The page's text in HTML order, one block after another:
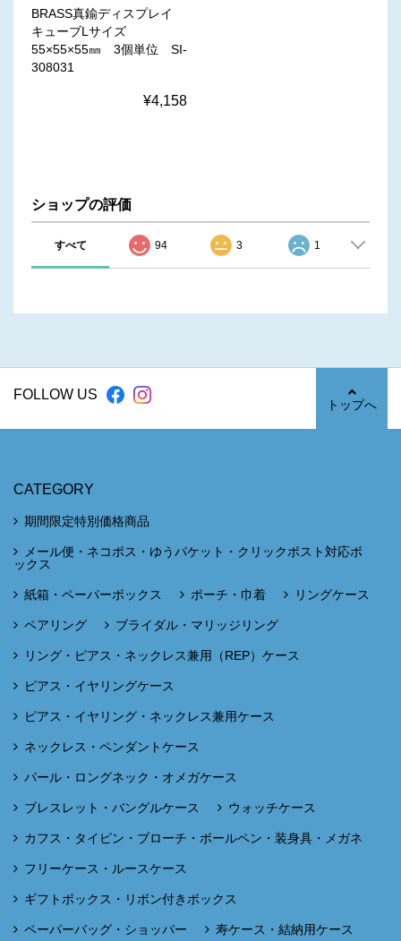
BRASS真鍮ディスプレイ
キューブLサイズ
55×55×55㎜ 3個単位 SI-
308031
¥4,158
ショップの評価
すべて 94 3 1
FOLLOW US
トップへ
CATEGORY
期間限定特別価格商品
メール便・ネコポス・ゆうパケット・クリックポスト対応ボ
ックス
紙箱・ペーパーボックス ポーチ・巾着 リングケース
ペアリング ブライダル・マリッジリング
リング・ピアス・ネックレス兼用（REP）ケース
ピアス・イヤリングケース
ピアス・イヤリング・ネックレス兼用ケース
ネックレス・ペンダントケース
パール・ロングネック・オメガケース
ブレスレット・バングルケース ウォッチケース
カフス・タイピン・ブローチ・ボールペン・装身具・メガネ
フリーケース・ルースケース
ギフトボックス・リボン付きボックス
ペーパーバッグ・ショッパー 寿ケース・結納用ケース